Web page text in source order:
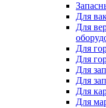
Для
Для
Для
Для
Для
Для
Для
Для